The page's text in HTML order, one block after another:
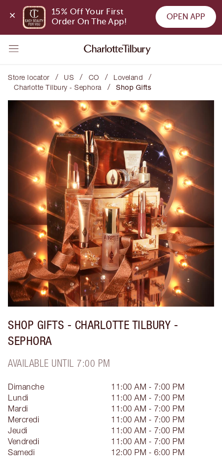
15% Off Your First
Order On The App!
OPEN APP
Store locator / US / CO / Loveland /
Charlotte Tilbury - Sephora / Shop Gifts
SHOP GIFTS - CHARLOTTE TILBURY -
SEPHORA
AVAILABLE UNTIL 7:00 PM
Dimanche
11:00 AM - 7:00 PM
Lundi
11:00 AM - 7:00 PM
Mardi
11:00 AM - 7:00 PM
Mercredi
11:00 AM - 7:00 PM
Jeudi
11:00 AM - 7:00 PM
Vendredi
11:00 AM - 7:00 PM
Samedi
12:00 PM - 6:00 PM